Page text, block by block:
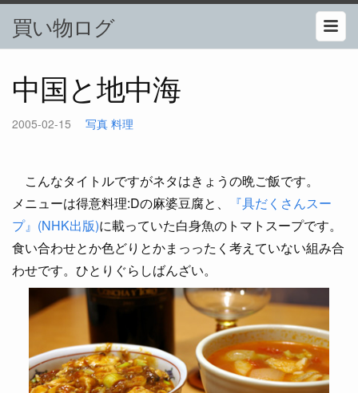
買い物ログ
中国と地中海
2005-02-15 写真 料理
こんなタイトルですがネタはきょうの晩ご飯です。
メニューは得意料理:Dの麻婆豆腐と、
『具だくさんスー
プ』(NHK出版)に載っていた白身魚のトマトスープです。
食い合わせとか色どりとかまっったく考えていない組み合
わせです。ひとりぐらしばんざい。